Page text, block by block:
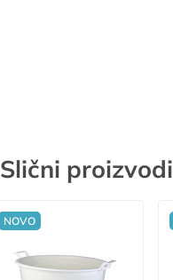
Slični proizvodi
NOVO